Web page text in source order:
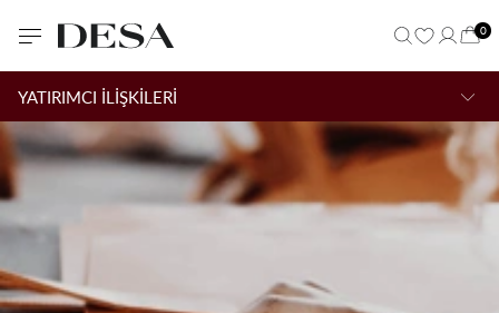
0
YATIRIMCI İLİŞKİLERİ